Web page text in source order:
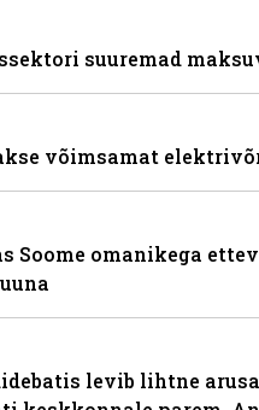
suuremad
võimsamat
Soome omanikega
levib lihtne